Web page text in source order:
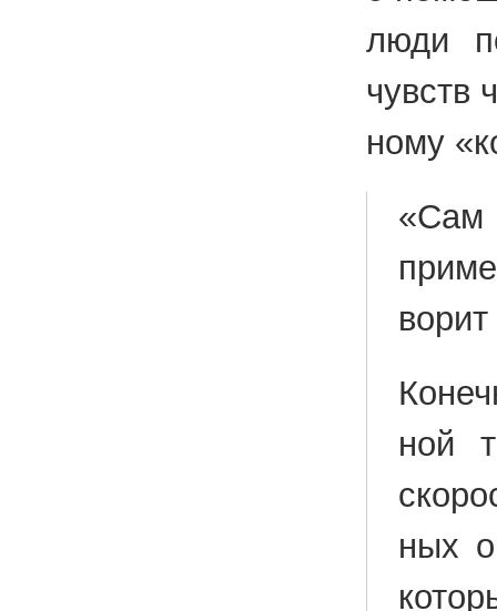
люди
чувств
но­му
«Сам
ной
ных